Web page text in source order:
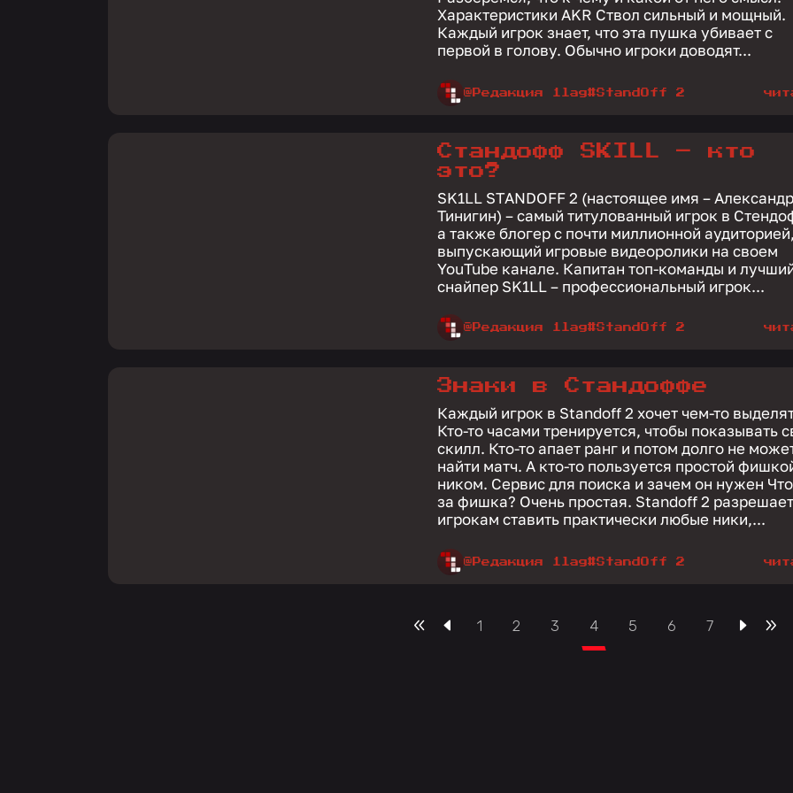
Характеристики AKR Ствол сильный и мощный.
Каждый игрок знает, что эта пушка убивает с
первой в голову. Обычно игроки доводят...
@Редакция 1lag#StandOff 2
Стандофф SKILL – кто
это?
SK1LL STANDOFF 2 (настоящее имя – Александр
Тинигин) – самый титулованный игрок в
а также блогер с почти миллионной аудиторией,
выпускающий игровые видеоролики на своем
YouTube канале. Капитан топ-команды и лучший
снайпер SK1LL – профессиональный игрок...
@Редакция 1lag#StandOff 2
Знаки в Стандоффе
Каждый игрок в Standoff 2 хочет чем-то
Кто-то часами тренируется, чтобы показывать
скилл. Кто-то апает ранг и потом долго не
найти матч. А кто-то пользуется простой
ником. Сервис для поиска и зачем он нужен Что это
за фишка? Очень простая. Standoff 2 разрешает
игрокам ставить практически любые ники,...
@Редакция 1lag#StandOff 2
1 2 3 4 5 6 7